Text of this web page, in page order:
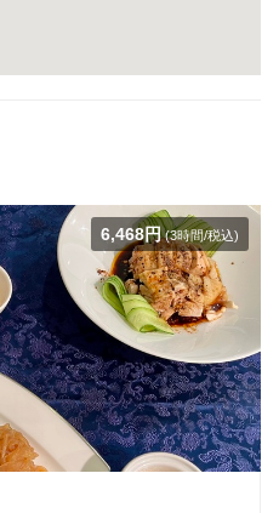
6,468円(3時間/税込)